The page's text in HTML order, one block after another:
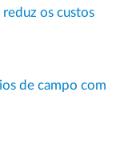
os custos
de campo com